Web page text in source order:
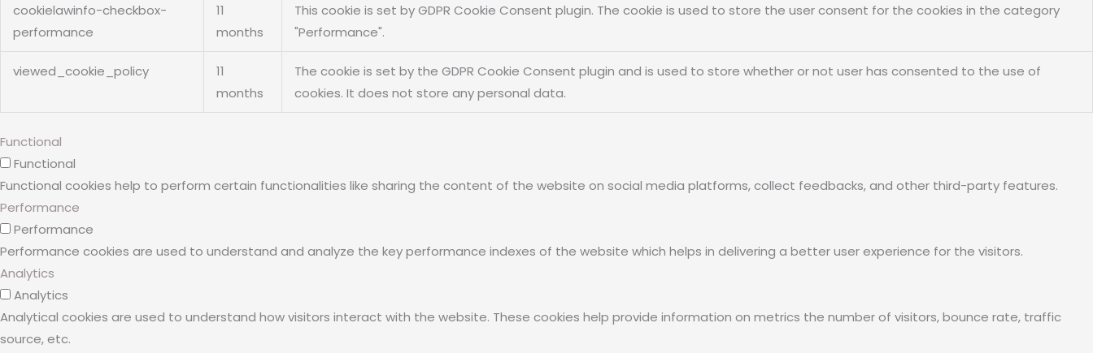
cookielawinfo-checkbox-
performance
11
months
This cookie is set by GDPR Cookie Consent plugin. The cookie is used to store the user consent for the cookies in the category
"Performance".
viewed_cookie_policy
11
months
The cookie is set by the GDPR Cookie Consent plugin and is used to store whether or not user has consented to the use of
cookies. It does not store any personal data.
Functional
Functional
Functional cookies help to perform certain functionalities like sharing the content of the website on social media platforms, collect feedbacks, and other third-party features.
Performance
Performance
Performance cookies are used to understand and analyze the key performance indexes of the website which helps in delivering a better user experience for the visitors.
Analytics
Analytics
Analytical cookies are used to understand how visitors interact with the website. These cookies help provide information on metrics the number of visitors, bounce rate, traffic
source, etc.